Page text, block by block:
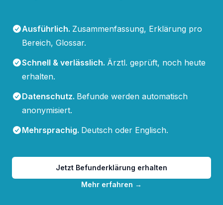
Ausführlich. Zusammenfassung, Erklärung pro
Bereich, Glossar.
Schnell & verlässlich. Ärztl. geprüft, noch heute
erhalten.
Datenschutz. Befunde werden automatisch
anonymisiert.
Mehrsprachig. Deutsch oder Englisch.
Jetzt Befunderklärung erhalten
Mehr erfahren →